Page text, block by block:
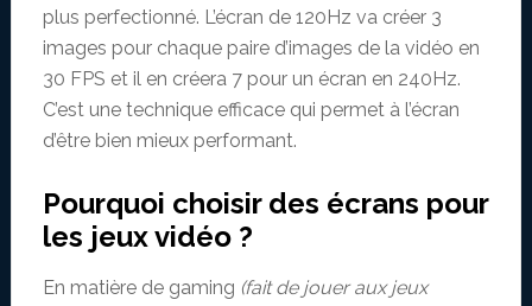
plus perfectionné. L’écran de 120Hz va créer 3
images pour chaque paire d’images de la vidéo en
30 FPS et il en créera 7 pour un écran en 240Hz.
C’est une technique efficace qui permet à l’écran
d’être bien mieux performant.
Pourquoi choisir des écrans pour
les jeux vidéo ?
En matière de gaming (fait de jouer aux jeux